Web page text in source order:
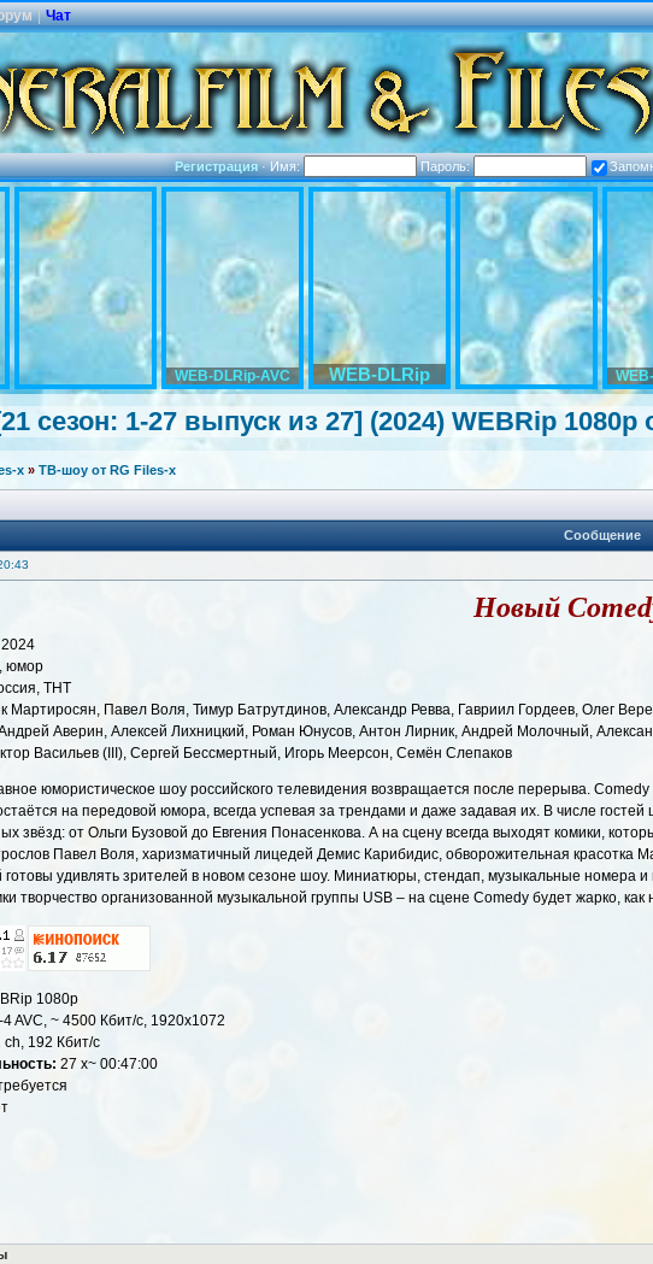
| Чат
Регистрация·Имя: Пароль:
WEB-DLRip-AVC WEB-DLRip
сезон: 1-27 выпуск из 27] (2024) WEBRip 1080p
x » ТВ-шоу от RG Files-x
Сообщение
Новый
2024
юмор
ТНТ
Мартиросян, Павел Воля, Тимур Батрутдинов, Александр Ревва, Гавриил Гордеев, Олег
Аверин, Алексей Лихницкий, Роман Юнусов, Антон Лирник, Андрей Молочный,
Васильев (III), Сергей Бессмертный, Игорь Меерсон, Семён Слепаков
юмористическое шоу российского телевидения возвращается после перерыва.
на передовой юмора, всегда успевая за трендами и даже задавая их. В числе гостей
звёзд: от Ольги Бузовой до Евгения Понасенкова. А на сцену всегда выходят комики,
Павел Воля, харизматичный лицедей Демис Карибидис, обворожительная красотка
готовы удивлять зрителей в новом сезоне шоу. Миниатюры, стендап, музыкальные номера
творчество организованной музыкальной группы USB – на сцене Comedy будет жарко, как
1080p
4 AVC, ~ 4500 Кбит/с, 1920x1072
ch, 192 Кбит/с
27 х~ 00:47:00